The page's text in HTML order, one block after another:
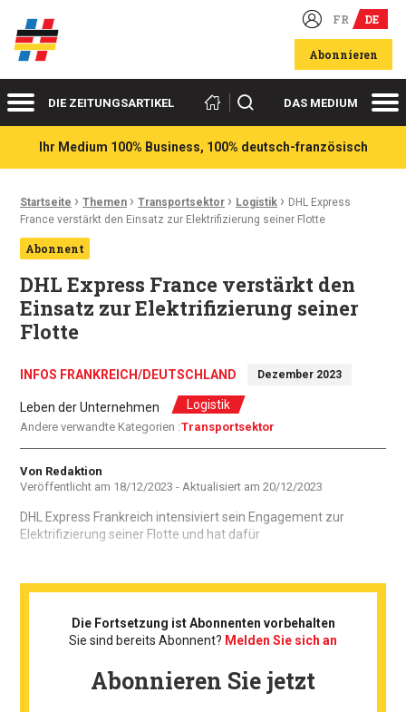
Deutsch-französische Wirtschaftsakteure FR DE
Abonnieren
MenüDIE ZEITUNGSARTIKEL Suchen DAS MEDIUM
Ihr Medium 100% Business, 100% deutsch-französisch
Ariadnefaden:
Startseite › Themen › Transportsektor › Logistik › DHL Express
France verstärkt den Einsatz zur Elektrifizierung seiner Flotte
Abonnent
DHL Express France verstärkt den
Einsatz zur Elektrifizierung seiner
Flotte
INFOS FRANKREICH/DEUTSCHLAND Dezember 2023
Leben der Unternehmen Logistik
Andere verwandte Kategorien :Transportsektor
Autor
Von Redaktion
Veröffentlicht am 18/12/2023 - Aktualisiert am 20/12/2023
DHL Express Frankreich intensiviert sein Engagement zur
Elektrifizierung seiner Flotte und hat dafür
Die Fortsetzung ist Abonnenten vorbehalten
Sie sind bereits Abonnent? Melden Sie sich an
Abonnieren Sie jetzt